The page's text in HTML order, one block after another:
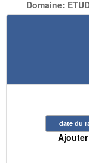
Domaine:
date du